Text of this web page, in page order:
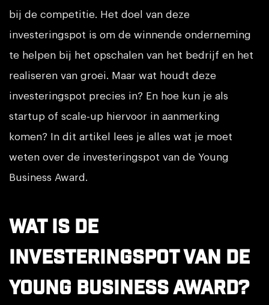
bij de competitie. Het doel van deze
investeringspot is om de winnende onderneming
te helpen bij het opschalen van het bedrijf en het
realiseren van groei. Maar wat houdt deze
investeringspot precies in? En hoe kun je als
startup of scale-up hiervoor in aanmerking
komen? In dit artikel lees je alles wat je moet
weten over de investeringspot van de Young
Business Award.
Wat is de
investeringspot van de
Young Business Award?